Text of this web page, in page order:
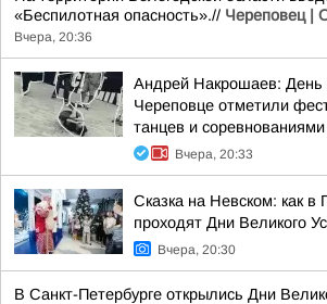
«Беспилотная опасность».// Череповец |
Вчера, 20:36
Андрей Накрошаев: День
Череповце отметили
танцев и
Вчера, 20:33
Сказка на Невском: как в
проходят Дни Великого
Вчера, 20:30
В Санкт-Петербурге открылись Дни